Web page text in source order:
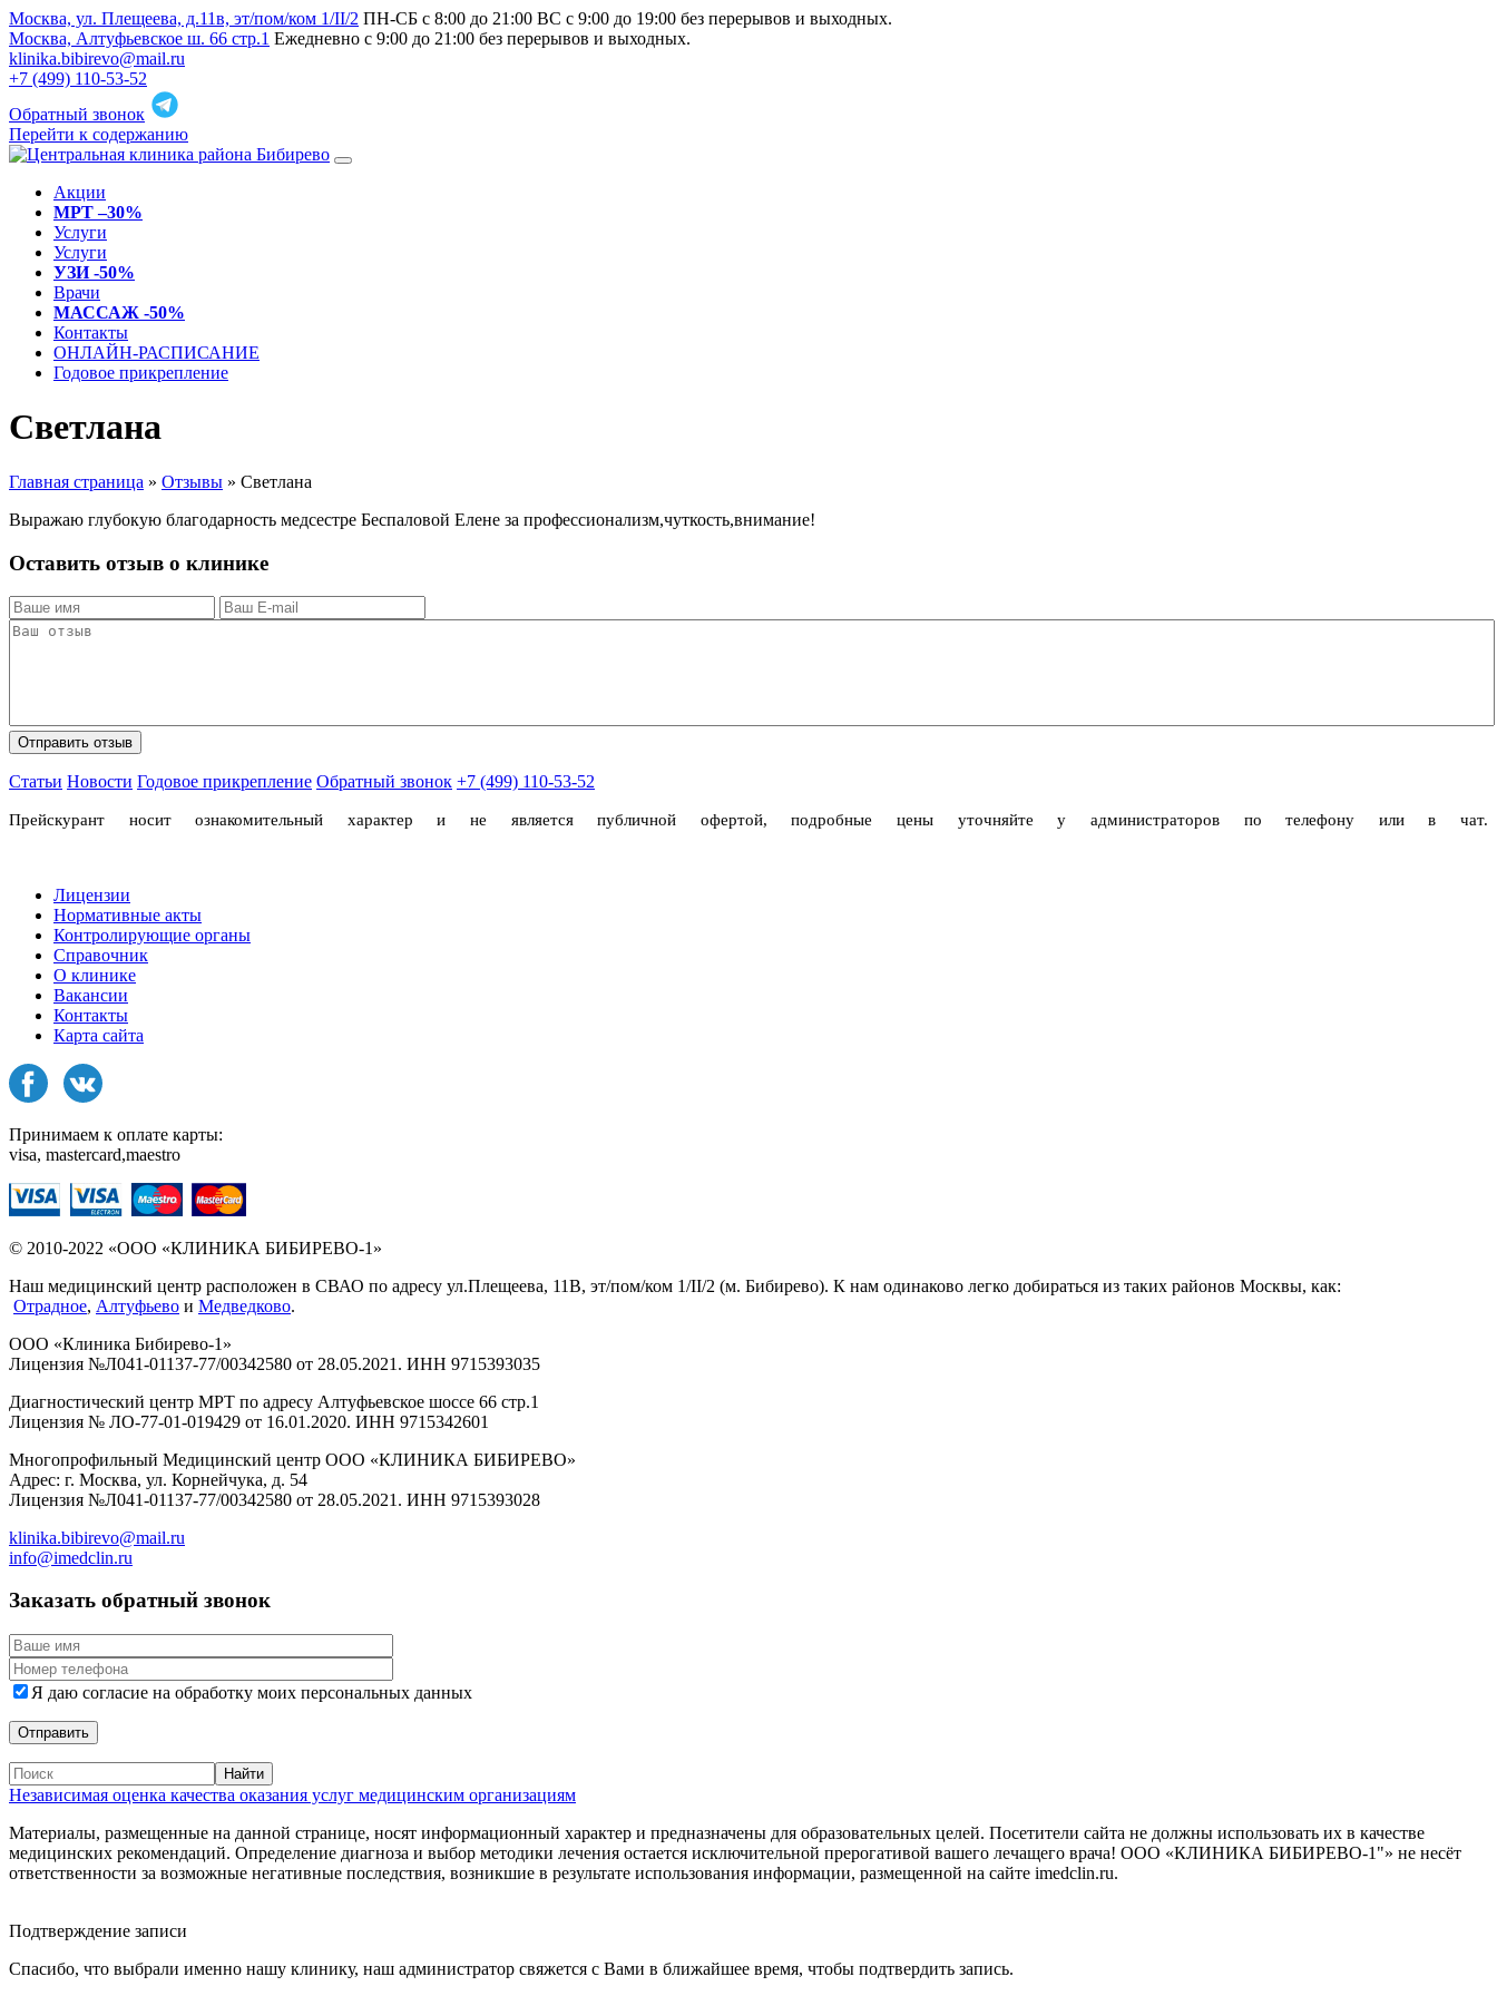
Москва, ул. Плещеева, д.11в, эт/пом/ком 1/II/2 ПН-СБ с 8:00 до 21:00 ВС с 9:00 до 19:00 без перерывов и выходных.
Москва, Алтуфьевское ш. 66 стр.1 Ежедневно с 9:00 до 21:00 без перерывов и выходных.
klinika.bibirevo@mail.ru
+7 (499) 110-53-52
Обратный звонок
Перейти к содержанию
Акции
МРТ –30%
Услуги
Услуги
УЗИ -50%
Врачи
МАССАЖ -50%
Контакты
ОНЛАЙН-РАСПИСАНИЕ
Годовое прикрепление
Светлана
Главная страница » Отзывы » Светлана
Выражаю глубокую благодарность медсестре Беспаловой Елене за профессионализм,чуткость,внимание!
Оставить отзыв о клинике
Статьи Новости Годовое прикрепление Обратный звонок +7 (499) 110-53-52
Прейскурант носит ознакомительный характер и не является публичной офертой, подробные цены уточняйте у администраторов по телефону или в чат.
Лицензии
Нормативные акты
Контролирующие органы
Справочник
О клинике
Вакансии
Контакты
Карта сайта
Принимаем к оплате карты:
visa, mastercard,maestro
© 2010-2022 «ООО «КЛИНИКА БИБИРЕВО-1»
Наш медицинский центр расположен в СВАО по адресу ул.Плещеева, 11В, эт/пом/ком 1/II/2 (м. Бибирево). К нам одинаково легко добираться из таких районов Москвы, как:
Отрадное, Алтуфьево и Медведково.
ООО «Клиника Бибирево-1»
Лицензия №Л041-01137-77/00342580 от 28.05.2021. ИНН 9715393035
Диагностический центр МРТ по адресу Алтуфьевское шоссе 66 стр.1
Лицензия № ЛО-77-01-019429 от 16.01.2020. ИНН 9715342601
Многопрофильный Медицинский центр ООО «КЛИНИКА БИБИРЕВО»
Адрес: г. Москва, ул. Корнейчука, д. 54
Лицензия №Л041-01137-77/00342580 от 28.05.2021. ИНН 9715393028
klinika.bibirevo@mail.ru
info@imedclin.ru
Заказать обратный звонок
Я даю согласие на обработку моих персональных данных
Независимая оценка качества оказания услуг медицинским организациям
Материалы, размещенные на данной странице, носят информационный характер и предназначены для образовательных целей. Посетители сайта не должны использовать их в качестве
медицинских рекомендаций. Определение диагноза и выбор методики лечения остается исключительной прерогативой вашего лечащего врача! ООО «КЛИНИКА БИБИРЕВО-1"» не несёт
ответственности за возможные негативные последствия, возникшие в результате использования информации, размещенной на сайте imedclin.ru.
Подтверждение записи
Спасибо, что выбрали именно нашу клинику, наш администратор свяжется с Вами в ближайшее время, чтобы подтвердить запись.